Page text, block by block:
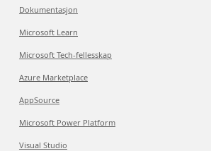
Dokumentasjon
Microsoft Learn
Microsoft Tech-fellesskap
Azure Marketplace
AppSource
Microsoft Power Platform
Visual Studio